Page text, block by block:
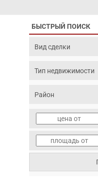
БЫСТРЫЙ ПОИСК